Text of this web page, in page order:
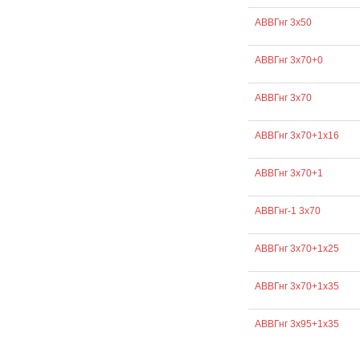
АВВГнг 3х50
АВВГнг 3х70+0
АВВГнг 3х70
АВВГнг 3х70+1х16
АВВГнг 3х70+1
АВВГнг-1 3х70
АВВГнг 3х70+1х25
АВВГнг 3х70+1х35
АВВГнг 3х95+1х35